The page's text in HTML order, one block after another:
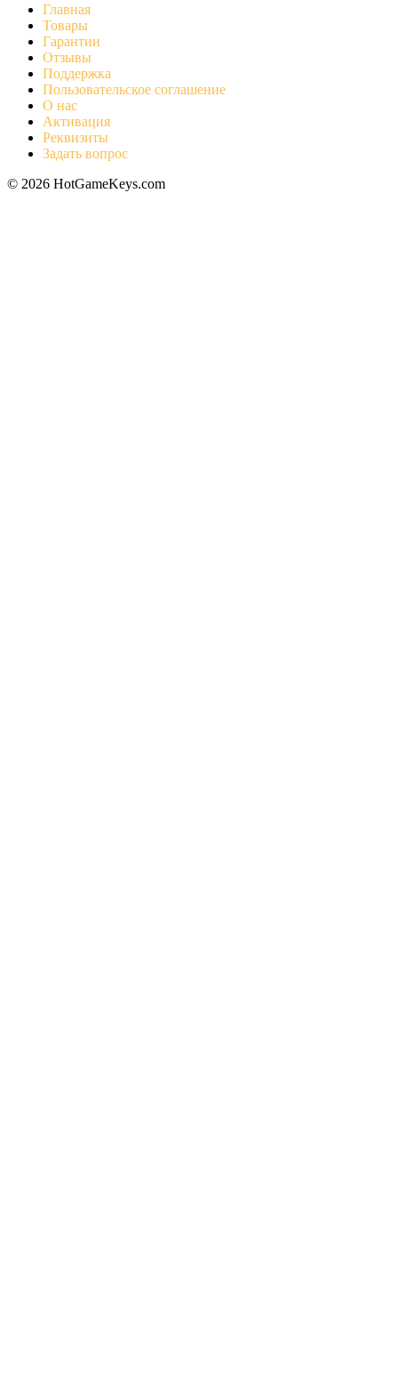
Главная
Товары
Гарантии
Отзывы
Поддержка
Пользовательское соглашение
О нас
Активация
Реквизиты
Задать вопрос
© 2026 HotGameKeys.com